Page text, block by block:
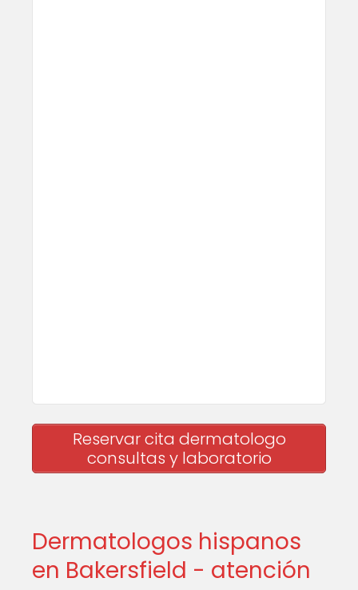
Reservar cita dermatologo
consultas y laboratorio
Dermatologos hispanos
en Bakersfield - atención